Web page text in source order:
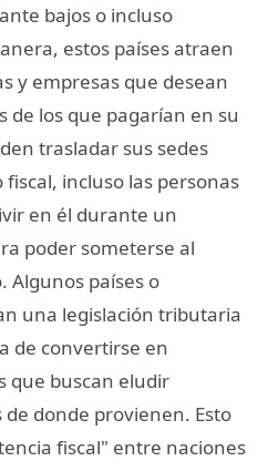
bajos o incluso
estos países atraen
y empresas que desean
de los que pagarían en su
trasladar sus sedes
incluso las personas
en él durante un
poder someterse al
Algunos países o
una legislación tributaria
de convertirse en
que buscan eludir
donde provienen. Esto
fiscal" entre naciones